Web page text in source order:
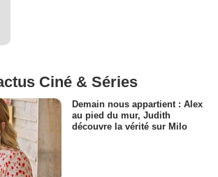
Ciné & Séries
Demain nous appartient : Alex
au pied du mur, Judith
découvre la vérité sur Milo